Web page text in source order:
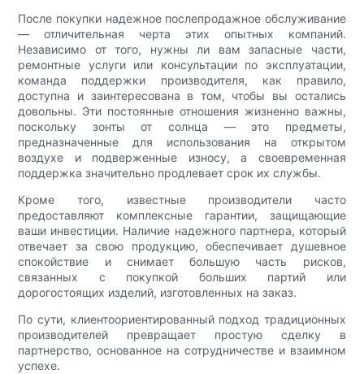
После покупки надежное послепродажное обслуживание
— отличительная черта этих опытных компаний.
Независимо от того, нужны ли вам запасные части,
ремонтные услуги или консультации по эксплуатации,
команда поддержки производителя, как правило,
доступна и заинтересована в том, чтобы вы остались
довольны. Эти постоянные отношения жизненно важны,
поскольку зонты от солнца — это предметы,
предназначенные для использования на открытом
воздухе и подверженные износу, а своевременная
поддержка значительно продлевает срок их службы.
Кроме того, известные производители часто
предоставляют комплексные гарантии, защищающие
ваши инвестиции. Наличие надежного партнера, который
отвечает за свою продукцию, обеспечивает душевное
спокойствие и снимает большую часть рисков,
связанных с покупкой больших партий или
дорогостоящих изделий, изготовленных на заказ.
По сути, клиентоориентированный подход традиционных
производителей превращает простую сделку в
партнерство, основанное на сотрудничестве и взаимном
успехе.